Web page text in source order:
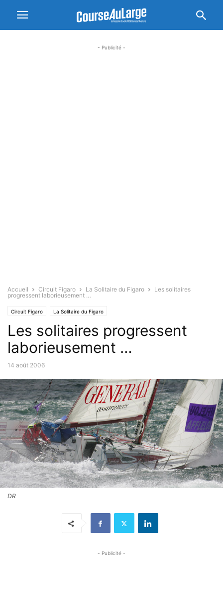
- Publicité -
Accueil Circuit Figaro La Solitaire du Figaro
Les solitaires
progressent laborieusement …
Circuit Figaro La Solitaire du Figaro
Les solitaires progressent
laborieusement …
14 août 2006
DR
- Publicité -